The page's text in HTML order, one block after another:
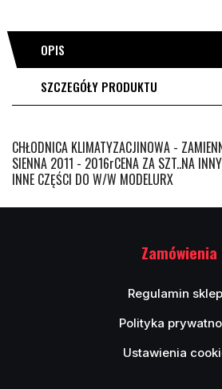
OPIS
SZCZEGÓŁY PRODUKTU
CHŁODNICA KLIMATYZACJINOWA -
SIENNA 2011 - 2016rCENA ZA SZT..NA
INNE CZĘŚCI DO W/W MODELURX
Zamówienia
Regulamin
Polityka
Ustawienia